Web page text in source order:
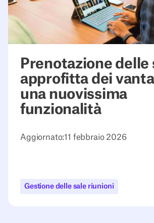
Prenotazione delle
approfitta dei
una nuovissima
funzionalità
Aggiornato:11 febbraio 2026
Gestione delle sale riunioni